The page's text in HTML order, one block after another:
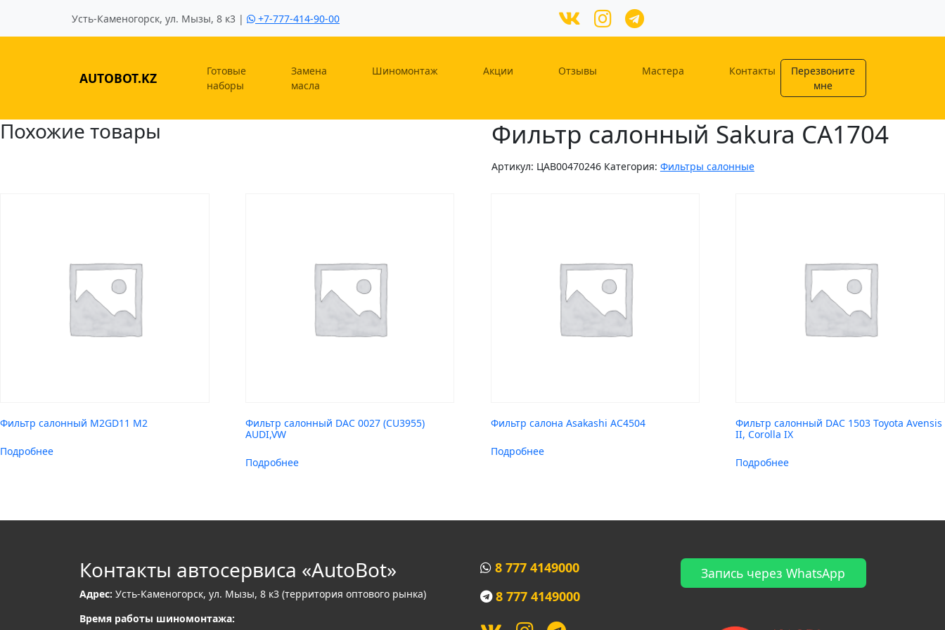
Усть-Каменогорск, ул. Мызы, 8 к3 | +7-777-414-90-00
AUTOBOT.KZ
Готовые
наборы
Замена
масла
Шиномонтаж Акции Отзывы Мастера Контакты
Перезвоните
мне
Фильтр салонный Sakura CA1704
Артикул: ЦAB00470246 Категория: Фильтры салонные
Похожие товары
Фильтр салонный M2GD11 M2
Подробнее
Фильтр салонный DAC 0027 (CU3955)
AUDI,VW
Подробнее
Фильтр салона Asakashi AC4504
Подробнее
Фильтр салонный DAC 1503 Toyota Avensis
II, Corolla IX
Подробнее
Контакты автосервиса «AutoBot»
Адрес: Усть-Каменогорск, ул. Мызы, 8 к3 (территория оптового рынка)
Время работы шиномонтажа:
8 777 4149000
8 777 4149000
Запись через WhatsApp